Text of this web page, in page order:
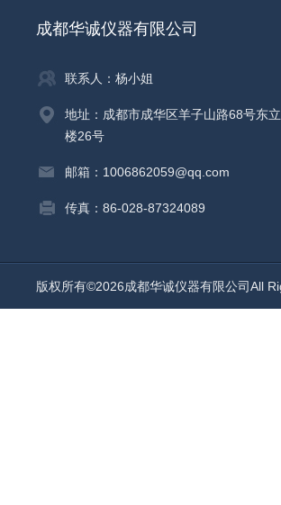
成都华诚仪器有限公司
联系人：杨小姐
地址：成都市成华区羊子山路68号东
楼26号
邮箱：1006862059@qq.com
传真：86-028-87324089
版权所有©2026成都华诚仪器有限公司All